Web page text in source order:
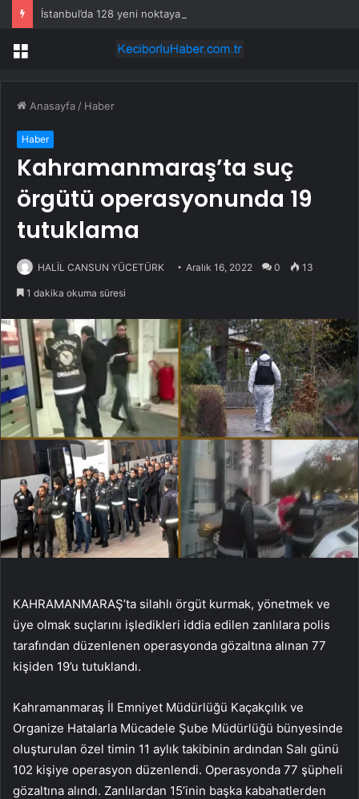
İstanbul’da 128 yeni noktaya daha EDS geliyor
Menü
Anasayfa / Haber
Haber
Kahramanmaraş’ta suç
örgütü operasyonunda 19
tutuklama
HALİL CANSUN YÜCETÜRK Aralık 16, 2022 0 13
1 dakika okuma süresi
KAHRAMANMARAŞ’ta silahlı örgüt kurmak, yönetmek ve
üye olmak suçlarını işledikleri iddia edilen zanlılara polis
tarafından düzenlenen operasyonda gözaltına alınan 77
kişiden 19’u tutuklandı.
Kahramanmaraş İl Emniyet Müdürlüğü Kaçakçılık ve
Organize Hatalarla Mücadele Şube Müdürlüğü bünyesinde
oluşturulan özel timin 11 aylık takibinin ardından Salı günü
102 kişiye operasyon düzenlendi. Operasyonda 77 şüpheli
gözaltına alındı. Zanlılardan 15’inin başka kabahatlerden